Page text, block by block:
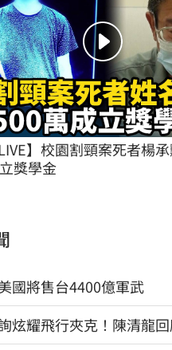
】校園割頸案死者楊
獎學金
國將售台4400億軍武
炫耀飛行夾克！陳清龍